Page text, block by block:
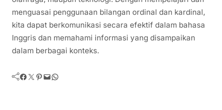
menguasai penggunaan bilangan ordinal dan kardinal,
kita dapat berkomunikasi secara efektif dalam bahasa
Inggris dan memahami informasi yang disampaikan
dalam berbagai konteks.
Facebook Twitter Pinterest Mail WhatsApp